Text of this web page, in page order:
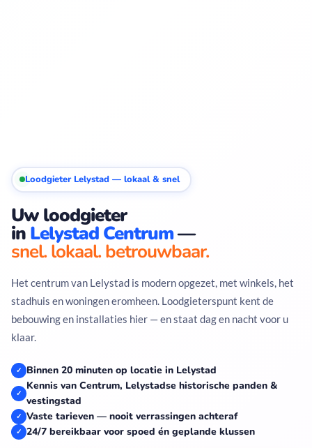
Loodgieter Lelystad — lokaal & snel
Uw loodgieter
in Lelystad Centrum—
snel. lokaal. betrouwbaar.
Het centrum van Lelystad is modern opgezet, met winkels, het
stadhuis en woningen eromheen. Loodgieterspunt kent de
bebouwing en installaties hier — en staat dag en nacht voor u
klaar.
✓ Binnen 20 minuten op locatie in Lelystad
✓
Kennis van Centrum, Lelystadse historische panden &
vestingstad
✓ Vaste tarieven — nooit verrassingen achteraf
✓ 24/7 bereikbaar voor spoed én geplande klussen